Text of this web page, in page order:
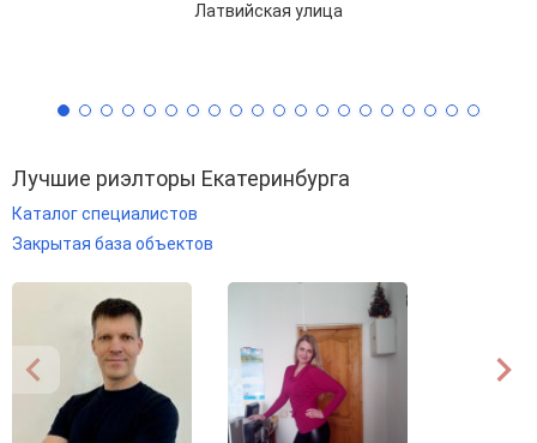
Латвийская улица
Лучшие риэлторы Екатеринбурга
Каталог специалистов
Закрытая база объектов